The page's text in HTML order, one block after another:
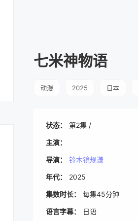
七米神物语
动漫 2025 日本
状态： 第2集 /
主演：
导演： 铃木镜规谦
年代： 2025
集数时长： 每集45分钟
语言字幕： 日语